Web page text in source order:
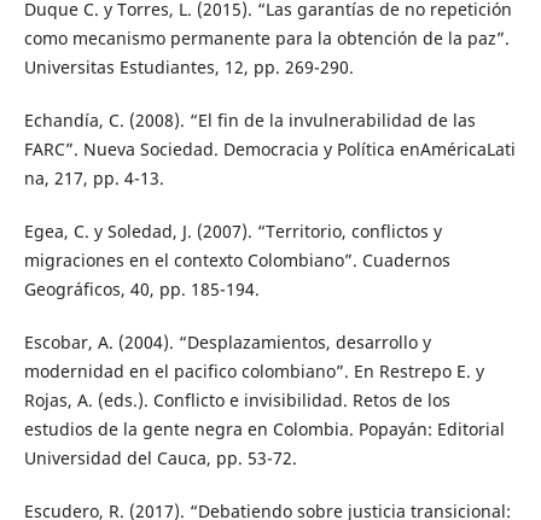
Duque C. y Torres, L. (2015). “Las garantías de no repetición
como mecanismo permanente para la obtención de la paz”.
Universitas Estudiantes, 12, pp. 269-290.
Echandía, C. (2008). “El fin de la invulnerabilidad de las
FARC”. Nueva Sociedad. Democracia y Política enAméricaLati
na, 217, pp. 4-13.
Egea, C. y Soledad, J. (2007). “Territorio, conflictos y
migraciones en el contexto Colombiano”. Cuadernos
Geográficos, 40, pp. 185-194.
Escobar, A. (2004). “Desplazamientos, desarrollo y
modernidad en el pacifico colombiano”. En Restrepo E. y
Rojas, A. (eds.). Conflicto e invisibilidad. Retos de los
estudios de la gente negra en Colombia. Popayán: Editorial
Universidad del Cauca, pp. 53-72.
Escudero, R. (2017). “Debatiendo sobre justicia transicional: